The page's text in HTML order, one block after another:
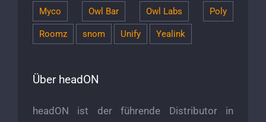
Myco Owl Bar Owl Labs Poly
Roomz snom Unify Yealink
Über headON
headON ist der führende Distributor in